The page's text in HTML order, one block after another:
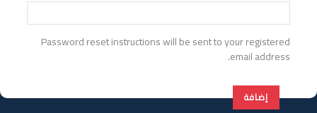
Password reset instructions will be sent to your registered
email address.